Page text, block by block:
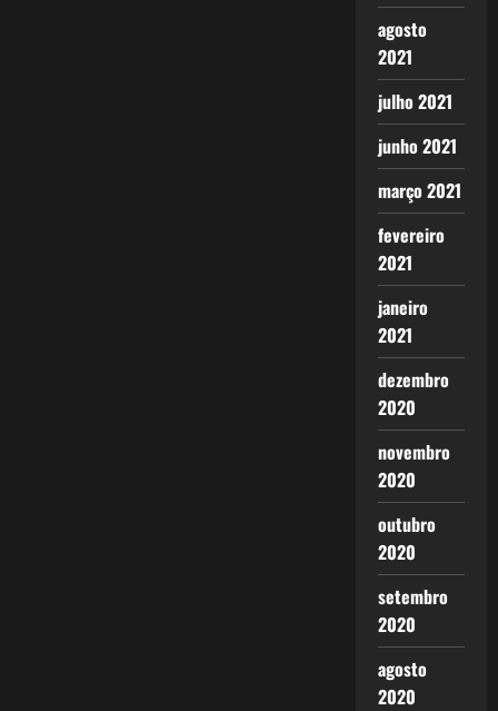
agosto
2021
julho 2021
junho 2021
março 2021
fevereiro
2021
janeiro
2021
dezembro
2020
novembro
2020
outubro
2020
setembro
2020
agosto
2020